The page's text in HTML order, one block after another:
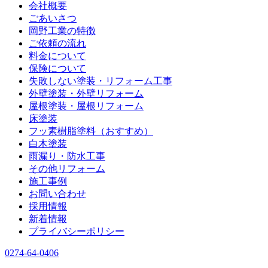
会社概要
ごあいさつ
岡野工業の特徴
ご依頼の流れ
料金について
保険について
失敗しない塗装・リフォーム工事
外壁塗装・外壁リフォーム
屋根塗装・屋根リフォーム
床塗装
フッ素樹脂塗料（おすすめ）
白木塗装
雨漏り・防水工事
その他リフォーム
施工事例
お問い合わせ
採用情報
新着情報
プライバシーポリシー
0274-64-0406